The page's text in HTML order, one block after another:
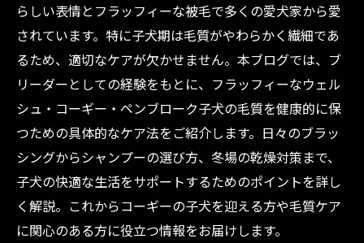
らしい表情とフラッフィーな被毛で多くの愛犬家から愛
されています。特に子犬期は毛質がやわらかく繊細であ
るため、適切なケアが欠かせません。本ブログでは、ブ
リーダーとしての経験をもとに、フラッフィーなウェル
シュ・コーギー・ペンブローク子犬の毛質を健康的に保
つための具体的なケア法をご紹介します。日々のブラッ
シングからシャンプーの選び方、冬場の乾燥対策まで、
子犬の快適な生活をサポートするためのポイントを詳し
く解説。これからコーギーの子犬を迎える方や毛質ケア
に関心のある方に役立つ情報をお届けします。